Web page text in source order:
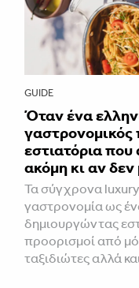
GUIDE
Όταν ένα
γαστρονομικός
εστιατόρια
ακόμη κι αν δεν
Τα σύγχρονα
γαστρονομία ως
δημιουργώντας
προορισμοί από
ταξιδιώτες αλλά